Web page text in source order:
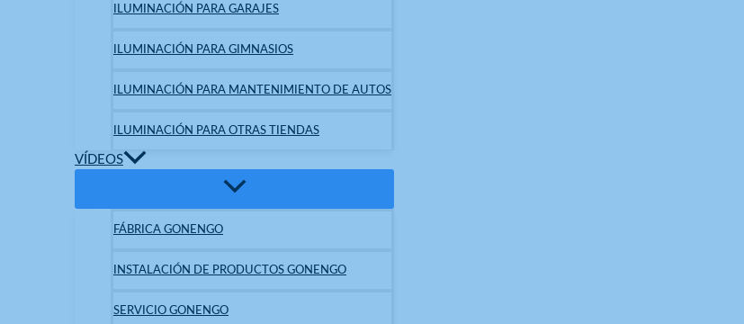
ILUMINACIÓN PARA GARAJES
ILUMINACIÓN PARA GIMNASIOS
ILUMINACIÓN PARA MANTENIMIENTO DE AUTOS
ILUMINACIÓN PARA OTRAS TIENDAS
VÍDEOS
FÁBRICA GONENGO
INSTALACIÓN DE PRODUCTOS GONENGO
SERVICIO GONENGO